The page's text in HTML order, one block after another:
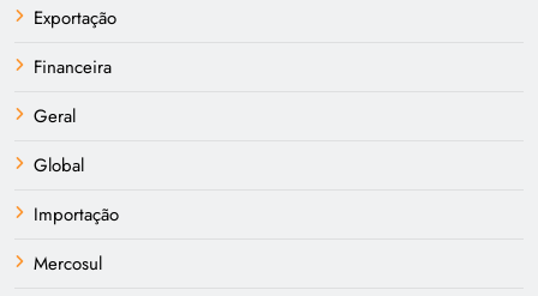
Exportação
Financeira
Geral
Global
Importação
Mercosul